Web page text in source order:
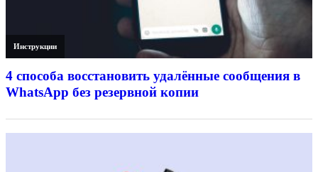
Инструкции
4 способа восстановить удалённые сообщения в
WhatsApp без резервной копии